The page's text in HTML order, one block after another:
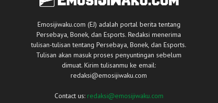
Emosijiwaku.com (EJ) adalah portal berita tentang
Persebaya, Bonek, dan Esports. Redaksi menerima
tulisan-tulisan tentang Persebaya, Bonek, dan Esports.
Tulisan akan masuk proses penyuntingan sebelum
dimuat. Kirim tulisanmu ke email:
redaksi@emosijiwaku.com
Contact us: redaksi@emosijiwaku.com